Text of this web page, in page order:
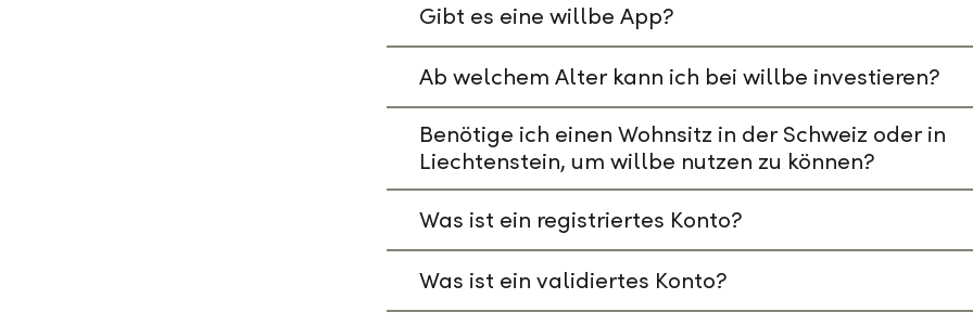
Gibt es eine willbe App?
Ab welchem Alter kann ich bei willbe investieren?
Benötige ich einen Wohnsitz in der Schweiz oder in
Liechtenstein, um willbe nutzen zu können?
Was ist ein registriertes Konto?
Was ist ein validiertes Konto?